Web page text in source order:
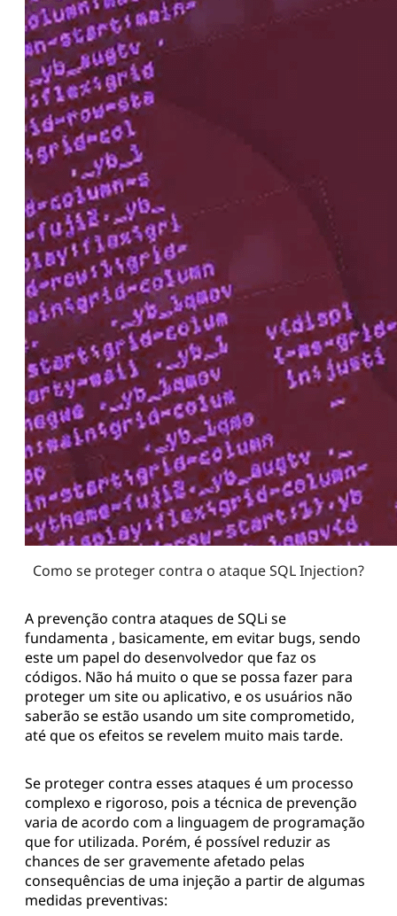
Como se proteger contra o ataque SQL Injection?
A prevenção contra ataques de SQLi se
fundamenta , basicamente, em evitar bugs, sendo
este um papel do desenvolvedor que faz os
códigos. Não há muito o que se possa fazer para
proteger um site ou aplicativo, e os usuários não
saberão se estão usando um site comprometido,
até que os efeitos se revelem muito mais tarde.
Se proteger contra esses ataques é um processo
complexo e rigoroso, pois a técnica de prevenção
varia de acordo com a linguagem de programação
que for utilizada. Porém, é possível reduzir as
chances de ser gravemente afetado pelas
consequências de uma injeção a partir de algumas
medidas preventivas: